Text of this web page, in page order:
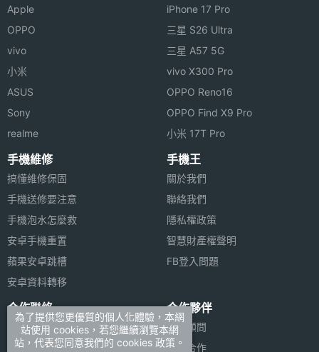
相機畫
素
相機感
光元件
第二主
圈F
前相機
畫素
感光元
件
前相機
光圈F
2.2
Apple
OPPO
vivo
小米
ASUS
Sony
realme
iPhone 17 Pro
三星 S26 Ultra
三星 A57 5G
vivo X300 Pro
OPPO Reno16
OPPO Find X9 Pro
小米 17T Pro
手機維修
搞懂維修保固
手機送修要注意
手機泡水怎麼救
安卓手機重置
蘋果安卓跳槽
安卓資料轉移
手機王
關於我們
聯絡我們
隱私權政策
智慧財產權聲明
FB登入問題
合作聯絡
廣告刊登
加入商店報價
合作夥伴
法律顧問
媒體合作
為了提供您更優質的個人化體驗，本網
站使用 cookies，若您繼續瀏覽本網
站，代表您同意我們的 cookies 政策。